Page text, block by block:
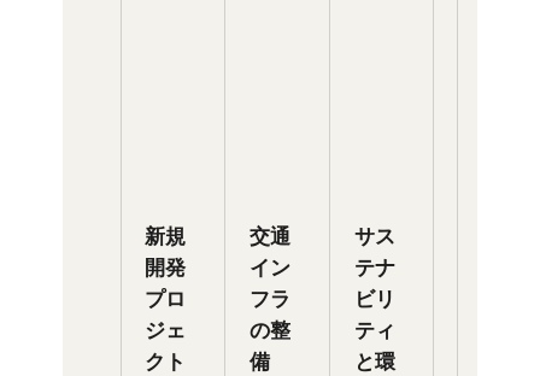
新規
開発
プロ
ジェ
クト
交通
イン
フラ
の整
備
サス
テナ
ビリ
ティ
と環